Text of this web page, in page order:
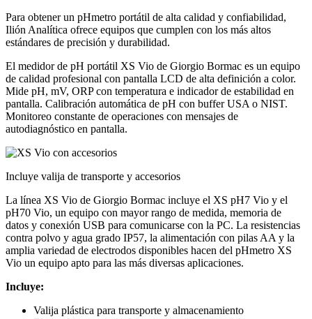
Para obtener un pHmetro portátil de alta calidad y confiabilidad,
Ilión Analítica ofrece equipos que cumplen con los más altos
estándares de precisión y durabilidad.
El medidor de pH portátil XS Vio de Giorgio Bormac es un equipo
de calidad profesional con pantalla LCD de alta definición a color.
Mide pH, mV, ORP con temperatura e indicador de estabilidad en
pantalla. Calibración automática de pH con buffer USA o NIST.
Monitoreo constante de operaciones con mensajes de
autodiagnóstico en pantalla.
Incluye valija de transporte y accesorios
La línea XS Vio de Giorgio Bormac incluye el XS pH7 Vio y el
pH70 Vio, un equipo con mayor rango de medida, memoria de
datos y conexión USB para comunicarse con la PC. La resistencias
contra polvo y agua grado IP57, la alimentación con pilas AA y la
amplia variedad de electrodos disponibles hacen del pHmetro XS
Vio un equipo apto para las más diversas aplicaciones.
Incluye:
Valija plástica para transporte y almacenamiento